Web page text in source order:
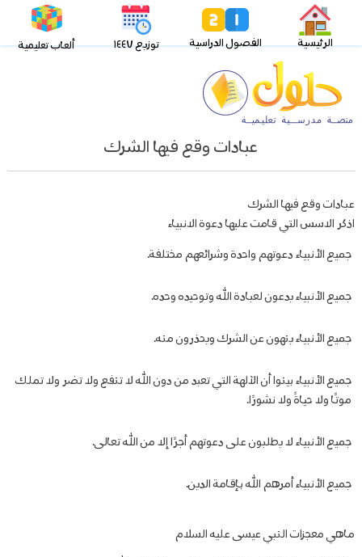
الرئيسية الفصول الدراسية توزيع ١٤٤٧ ألعاب تعليمية
عبادات وقع فيها الشرك
عبادات وقع فيها الشرك
اذكر الاسس التي قامت عليها دعوة الانبياء
جميع الأنبياء دعوتهم واحدة وشرائعهم مختلفة.
جميع الأنبياء يدعون لعبادة الله وتوحيده وحده.
جميع الأنبياء ينهون عن الشرك ويحذرون منه.
جميع الأنبياء بينوا أن الآلهة التي تعبد من دون الله لا تنفع ولا تضر ولا تملك
موتًا ولا حياةً ولا نشورًا.
جميع الأنبياء لا يطلبون على دعوتهم أجرًا إلا من الله تعالى.
جميع الأنبياء أمرهم الله بإقامة الدين.
ماهي معجزات النبي عيسى عليه السلام